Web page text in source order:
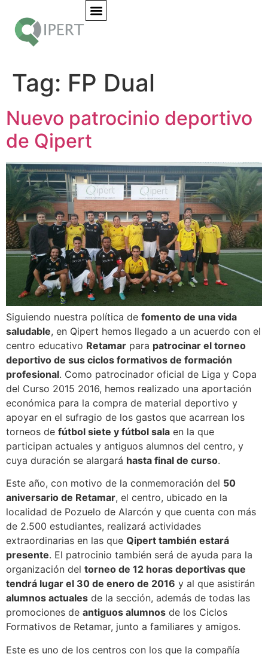
Tag: FP Dual
Nuevo patrocinio deportivo
de Qipert
Siguiendo nuestra política de fomento de una vida
saludable, en Qipert hemos llegado a un acuerdo con el
centro educativo Retamar para patrocinar el torneo
deportivo de sus ciclos formativos de formación
profesional. Como patrocinador oficial de Liga y Copa
del Curso 2015 2016, hemos realizado una aportación
económica para la compra de material deportivo y
apoyar en el sufragio de los gastos que acarrean los
torneos de fútbol siete y fútbol sala en la que
participan actuales y antiguos alumnos del centro, y
cuya duración se alargará hasta final de curso.
Este año, con motivo de la conmemoración del 50
aniversario de Retamar, el centro, ubicado en la
localidad de Pozuelo de Alarcón y que cuenta con más
de 2.500 estudiantes, realizará actividades
extraordinarias en las que Qipert también estará
presente. El patrocinio también será de ayuda para la
organización del torneo de 12 horas deportivas que
tendrá lugar el 30 de enero de 2016 y al que asistirán
alumnos actuales de la sección, además de todas las
promociones de antiguos alumnos de los Ciclos
Formativos de Retamar, junto a familiares y amigos.
Este es uno de los centros con los que la compañía